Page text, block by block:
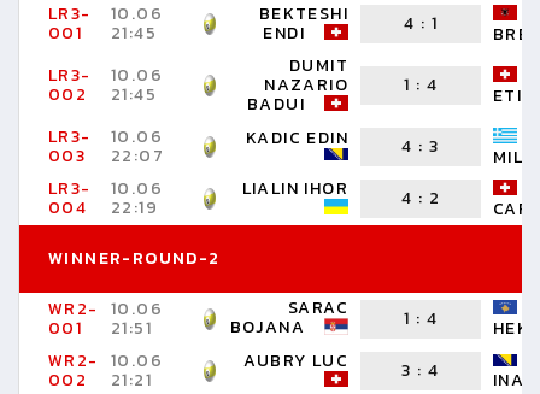
LR3-
001
10.06
21:45
BEKTESHI
ENDI 4 : 1
LR3-
002
10.06
21:45
DUMIT
NAZARIO
BADUI
1 : 4
LR3-
003
10.06
22:07
KADIC EDIN 4 :3
LR3-
004
10.06
22:19
LIALIN IHOR 4 : 2
WINNER-ROUND-2
WR2-
001
10.06
21:51
SARAC
BOJANA 1 : 4
HEKI
WR2-
002
10.06
21:21
AUBRY LUC 3 :4
INAS